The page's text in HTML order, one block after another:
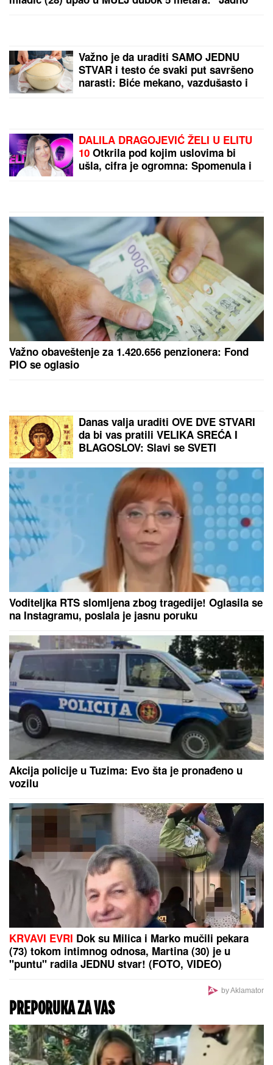
Platio apartman u Hrvatskoj 105 evra za noć, kad je
RASKINULI TEODORA I BEBICA
Ostavila ga nakon izlaska iz Elite 9 i
uzela sve stvari: Ovo su detalji
MARINA VISKOVIĆ U NIKAD
kaubojkama i sa bezobraznim
prorezom na suknji pokazala
izvajane noge, a onda je sevnulo i
više nego što je planirala (Foto)
JAUCI KROZ NOĆ!Jezivi detalji tragedije u Borči,
mladić (28) upao u MULJ dubok 5 metara: "Jadno
dete, da tako strada..." (FOTO, VIDEO)
Važno je da uraditi SAMO JEDNU
STVAR i testo će svaki put savršeno
narasti: Biće mekano, vazdušasto i
elastično